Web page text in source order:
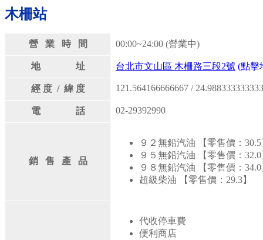
木柵站
營 業 時 間 00:00~24:00 (營業中)
地 址 台北市文山區 木柵路三段2號 (點擊
經 度 / 緯 度 121.564166666667 /
電 話 02-29392990
銷 售 產 品
９２無鉛汽油 【零售價：
９５無鉛汽油 【零售價：
９８無鉛汽油 【零售價：
超級柴油 【零售價：29.3】
代收停車費
便利商店